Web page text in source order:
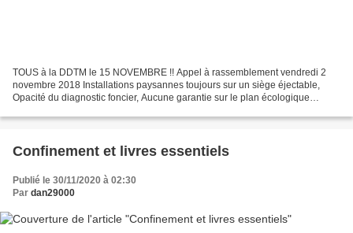
TOUS à la DDTM le 15 NOVEMBRE !! Appel à rassemblement vendredi 2
novembre 2018 Installations paysannes toujours sur un siège éjectable,
Opacité du diagnostic foncier, Aucune garantie sur le plan écologique
Confinement et livres essentiels
Publié le 30/11/2020 à 02:30
Par dan29000